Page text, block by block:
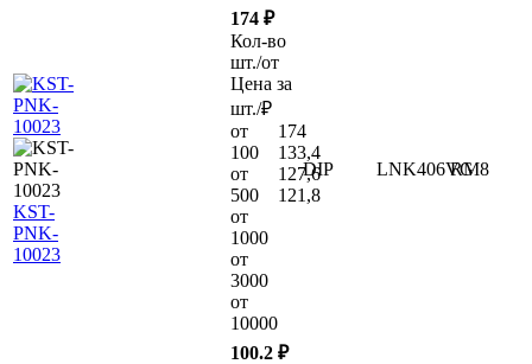
KST-
PNK-
10023
174 ₽
Кол-во
шт./от
Цена за
шт./₽
от
100
от
500
от
1000
от
3000
от
10000
174
133,4
127,6
121,8
DIP LNK406VG
RM8
100.2 ₽